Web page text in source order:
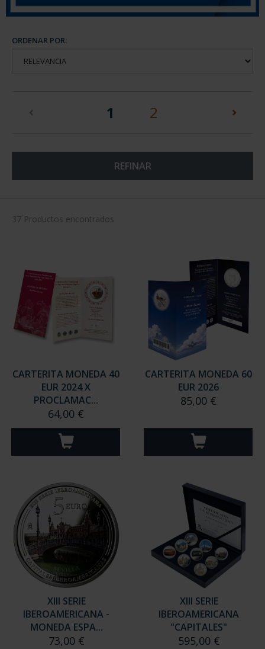
ORDENAR POR:
1 (current)
2
REFINAR
37 Productos encontrados
CARTERITA MONEDA 40
EUR 2024 X
PROCLAMAC...
64,00 €
CARTERITA MONEDA 60
EUR 2026
85,00 €
XIII SERIE
IBEROAMERICANA -
MONEDA ESPA...
73,00 €
XIII SERIE
IBEROAMERICANA
"CAPITALES"
595,00 €